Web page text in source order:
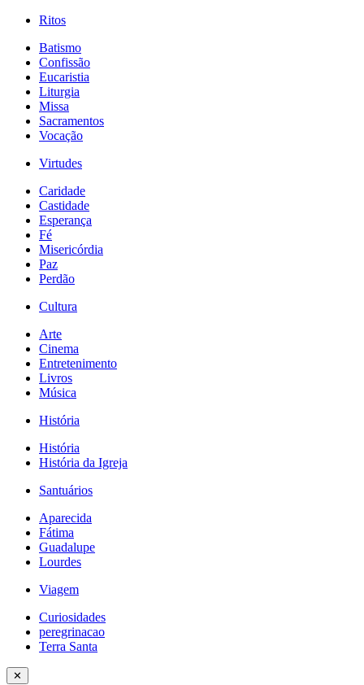
Ritos
Batismo
Confissão
Eucaristia
Liturgia
Missa
Sacramentos
Vocação
Virtudes
Caridade
Castidade
Esperança
Fé
Misericórdia
Paz
Perdão
Cultura
Arte
Cinema
Entretenimento
Livros
Música
História
História
História da Igreja
Santuários
Aparecida
Fátima
Guadalupe
Lourdes
Viagem
Curiosidades
peregrinacao
Terra Santa
✕